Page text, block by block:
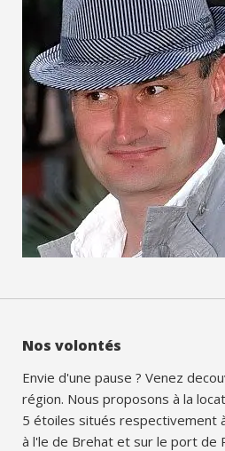
Nos volontés
Envie d'une pause ? Venez
région. Nous proposons à la
5 étoiles situés respectivement
à l'le de Brehat et sur le port de